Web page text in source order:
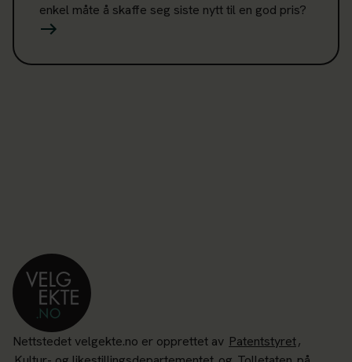
enkel måte å skaffe seg siste nytt til en god pris?
Nettstedet velgekte.no er opprettet av Patentstyret,